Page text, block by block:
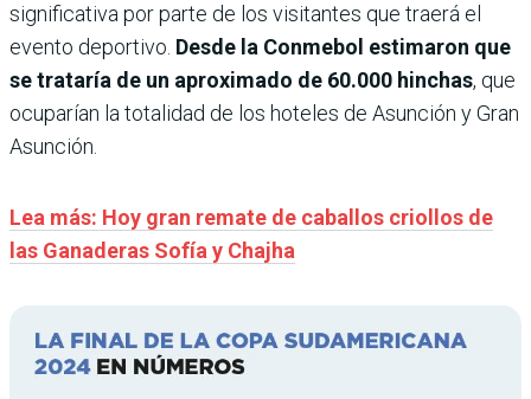
significativa por parte de los visitantes que traerá el
evento deportivo. Desde la Conmebol estimaron que
se trataría de un aproximado de 60.000 hinchas, que
ocuparían la totalidad de los hoteles de Asunción y Gran
Asunción.
Lea más: Hoy gran remate de caballos criollos de
las Ganaderas Sofía y Chajha